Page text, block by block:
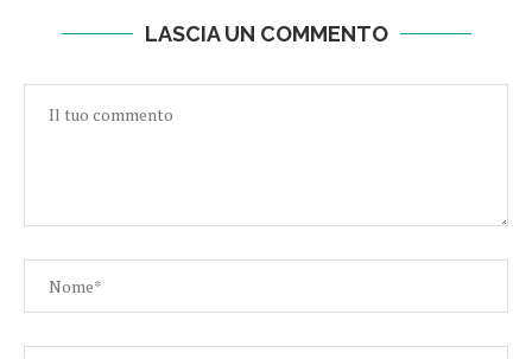
LASCIA UN COMMENTO